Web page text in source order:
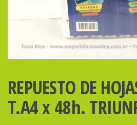
REPUESTO DE
T.A4 x 48h.